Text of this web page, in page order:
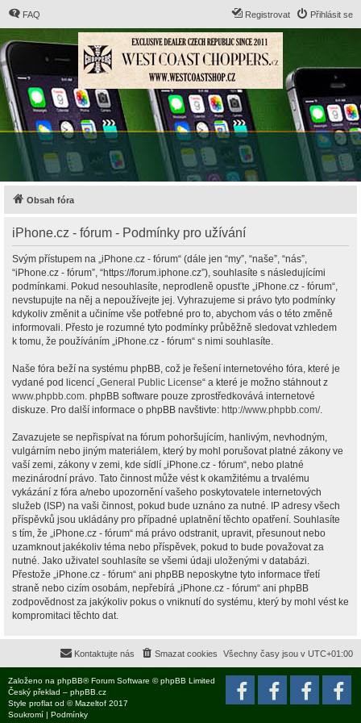
FAQ Přihlásit se
Registrovat
Obsah fóra
iPhone.cz - fórum - Podmínky pro užívání
Svým přístupem na „iPhone.cz - fórum“ (dále jen “my”, “naše”, “nás”,
“iPhone.cz - fórum”, “https://forum.iphone.cz”), souhlasíte s následujícími
podmínkami. Pokud nesouhlasíte, neprodleně opusťte „iPhone.cz - fórum“,
nevstupujte na něj a nepoužívejte jej. Vyhrazujeme si právo tyto podmínky
kdykoliv změnit a učiníme vše potřebné pro to, abychom vás o této změně
informovali. Přesto je rozumné tyto podmínky průběžně sledovat vzhledem
k tomu, že používáním „iPhone.cz - fórum“ s nimi souhlasíte.
Naše fóra beží na systému phpBB, což je řešení internetového fóra, které je
vydané pod licencí „General Public License“ a které je možno stáhnout z
www.phpbb.com. phpBB software pouze zprostředkovává internetové
diskuze. Pro další informace o phpBB navštivte: http://www.phpbb.com/.
Zavazujete se nepřispívat na fórum pohoršujícím, hanlivým, nevhodným,
vulgárním nebo jiným materiálem, který by mohl porušovat platné zákony ve
vaší zemi, zákony v zemi, kde sídlí „iPhone.cz - fórum“, nebo platné
mezinárodní právo. Tato činnost může vést k okamžitému a trvalému
vykázání z fóra a/nebo upozornění vašeho poskytovatele internetových
služeb (ISP) na vaši činnost, pokud bude uznáno za nutné. IP adresy všech
příspěvků jsou ukládány pro případné uplatnění těchto opatření. Souhlasíte
s tím, že „iPhone.cz - fórum“ má právo odstranit, upravit, přesunout nebo
uzamknout jakékoliv téma nebo příspěvek, pokud to bude považovat za
nutné. Jako uživatel souhlasíte se všemi údaji uloženými v databázi.
Přestože „iPhone.cz - fórum“ ani phpBB neposkytne tyto informace třetí
straně nebo cizím osobám, nepřebírá „iPhone.cz - fórum“ ani phpBB
zodpovědnost za jakýkoliv pokus o vniknutí do systému, který by mohl vést ke
kompromitaci těchto dat.
Všechny časy jsou v UTC+01:00
Smazat cookies
Kontaktujte nás
Založeno na phpBB® Forum Software © phpBB Limited
Český překlad – phpBB.cz
Style proflat od ©Mazeltof 2017
Soukromí | Podmínky